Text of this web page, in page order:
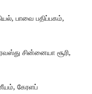
பாவை பதிப்பகம்,
சின்னையா சூரி,
கேரளப்